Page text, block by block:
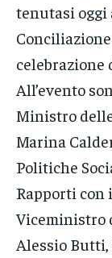
tenutasi oggi
celebrazione
All’evento
Ministro
Marina
Politiche
Rapporti con
Viceministro
Alessio